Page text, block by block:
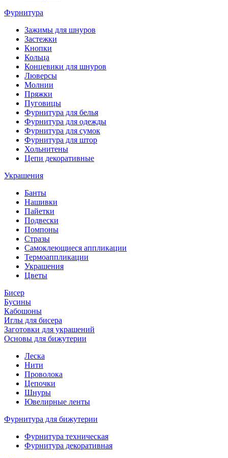
Фурнитура
Зажимы для шнуров
Застежки
Кнопки
Кольца
Концевики для шнуров
Люверсы
Молнии
Пряжки
Пуговицы
Фурнитура для белья
Фурнитура для одежды
Фурнитура для сумок
Фурнитура для штор
Хольнитены
Цепи декоративные
Украшения
Банты
Нашивки
Пайетки
Подвески
Помпоны
Стразы
Самоклеющиеся аппликации
Термоаппликации
Украшения
Цветы
Бисер
Бусины
Кабошоны
Иглы для бисера
Заготовки для украшений
Основы для бижутерии
Леска
Нити
Проволока
Цепочки
Шнуры
Ювелирные ленты
Фурнитура для бижутерии
Фурнитура техническая
Фурнитура декоративная